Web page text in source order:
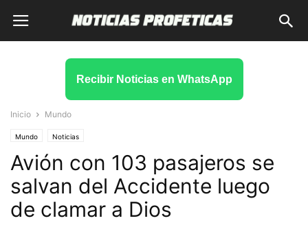
Recibir Noticias en WhatsApp
Inicio Mundo
Mundo Noticias
Avión con 103 pasajeros se
salvan del Accidente luego
de clamar a Dios